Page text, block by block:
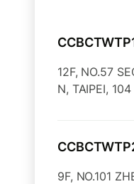
12F, NO.57
N, TAIPEI, 104
9F, NO.101